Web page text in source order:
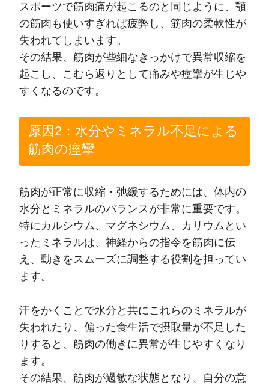
スポーツで筋肉痛が起こるのと同じように、顎
の筋肉も使いすぎれば疲弊し、筋肉の柔軟性が
失われてしまいます。
その結果、筋肉が些細なきっかけで異常収縮を
起こし、こむら返りとして痛みや痙攣が生じや
すくなるのです。
原因2：水分やミネラル不足による
筋肉の痙攣
筋肉が正常に収縮・弛緩するためには、体内の
水分とミネラルのバランスが非常に重要です。
特にカルシウム、マグネシウム、カリウムとい
ったミネラルは、神経からの指令を筋肉に伝
え、動きをスムーズに調整する役割を担ってい
ます。
汗をかくことで水分と共にこれらのミネラルが
失われたり、偏った食生活で摂取量が不足した
りすると、筋肉の働きに異常が生じやすくなり
ます。
その結果、筋肉が過敏な状態となり、自分の意